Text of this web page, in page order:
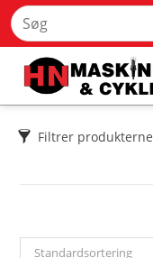
Filtrer produkterne
Standardsortering